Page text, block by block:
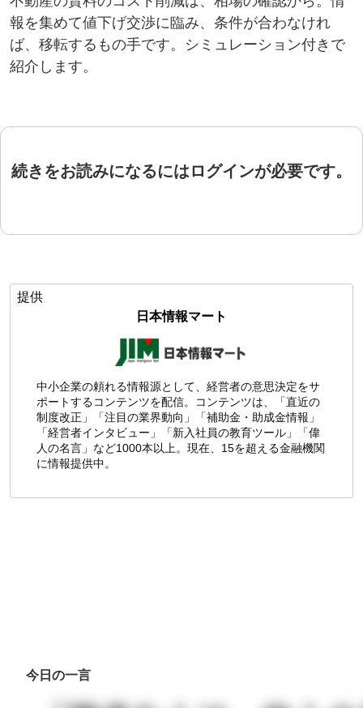
報を集めて値下げ交渉に臨み、条件が合わなけれ
ば、移転するもの手です。シミュレーション付きで
紹介します。
続きをお読みになるにはログインが必要です。
提供
日本情報マート
中小企業の頼れる情報源として、経営者の意思決定をサ
ポートするコンテンツを配信。コンテンツは、「直近の
制度改正」「注目の業界動向」「補助金・助成金情報」
「経営者インタビュー」「新入社員の教育ツール」「偉
人の名言」など1000本以上。現在、15を超える金融機関
に情報提供中。
今日の一言